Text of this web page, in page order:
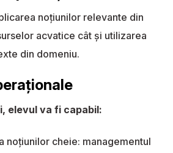
noțiunilor relevante din
acvatice cât și utilizarea
din domeniu.
elevul va fi capabil:
noțiunilor cheie: managementul